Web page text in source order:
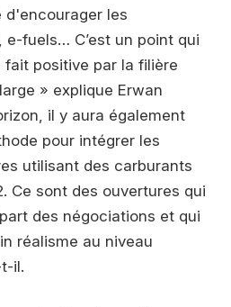
d'encourager les
fuels… C’est un point qui
positive par la filière
» explique Erwan
il y aura également
pour intégrer les
utilisant des carburants
Ce sont des ouvertures qui
des négociations et qui
réalisme au niveau
il.